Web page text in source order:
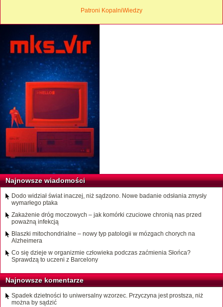
Patroni KopalniWiedzy
Najnowsze wiadomości
Dodo widział świat inaczej, niż sądzono. Nowe badanie odsłania zmysły
wymarłego ptaka
Zakażenie dróg moczowych – jak komórki czuciowe chronią nas przed
poważną infekcją
Blaszki mitochondrialne – nowy typ patologii w mózgach chorych na
Alzheimera
Co się dzieje w organizmie człowieka podczas zaćmienia Słońca?
Sprawdzą to uczeni z Barcelony
Najnowsze komentarze
Spadek dzietności to uniwersalny wzorzec. Przyczyna jest prostsza, niż
można by sądzić